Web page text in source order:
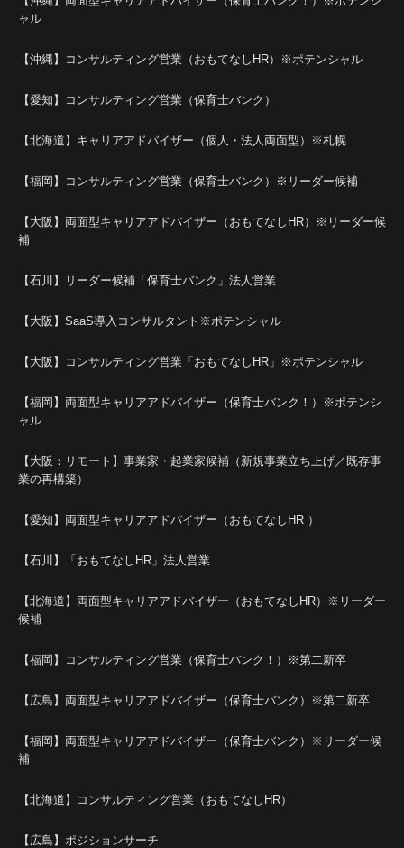
ャル
【沖縄】コンサルティング営業（おもてなしHR）※ポテンシャル
【愛知】コンサルティング営業（保育士バンク）
【北海道】キャリアアドバイザー（個人・法人両面型）※札幌
【福岡】コンサルティング営業（保育士バンク）※リーダー候補
【大阪】両面型キャリアアドバイザー（おもてなしHR）※リーダー候
補
【石川】リーダー候補「保育士バンク」法人営業
【大阪】SaaS導入コンサルタント※ポテンシャル
【大阪】コンサルティング営業「おもてなしHR」※ポテンシャル
【福岡】両面型キャリアアドバイザー（保育士バンク！）※ポテンシ
ャル
【大阪：リモート】事業家・起業家候補（新規事業立ち上げ／既存事
業の再構築）
【愛知】両面型キャリアアドバイザー（おもてなしHR ）
【石川】「おもてなしHR」法人営業
【北海道】両面型キャリアアドバイザー（おもてなしHR）※リーダー
候補
【福岡】コンサルティング営業（保育士バンク！）※第二新卒
【広島】両面型キャリアアドバイザー（保育士バンク）※第二新卒
【福岡】両面型キャリアアドバイザー（保育士バンク）※リーダー候
補
【北海道】コンサルティング営業（おもてなしHR）
【広島】ポジションサーチ